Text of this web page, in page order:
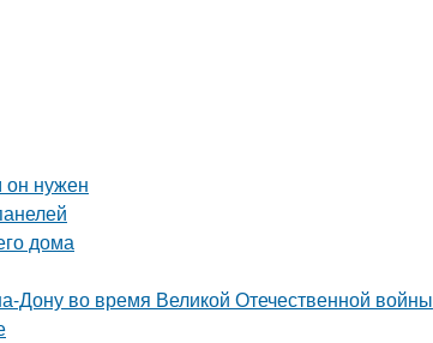
он нужен
дома
Дону во время Великой Отечественной войны